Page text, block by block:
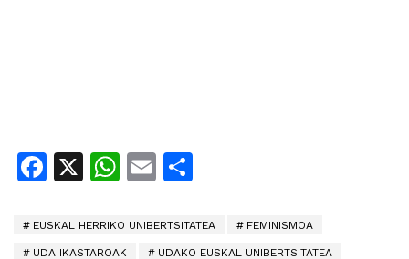
Facebook
X WhatsApp
Email
EUSKAL HERRIKO UNIBERTSITATEA FEMINISMOA
UDA IKASTAROAK UDAKO EUSKAL UNIBERTSITATEA